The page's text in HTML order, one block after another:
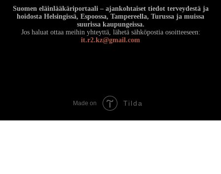
Suomen eläinlääkäriportaali – ajankohtaiset tiedot terveydestä ja
hoidosta Helsingissä, Espoossa, Tampereella, Turussa ja muissa
suurissa kaupungeissa.
Jos haluat ottaa meihin yhteyttä, lähetä sähköpostia osoitteeseen:
it.r2.kz@gmail.com
Made on Tilda